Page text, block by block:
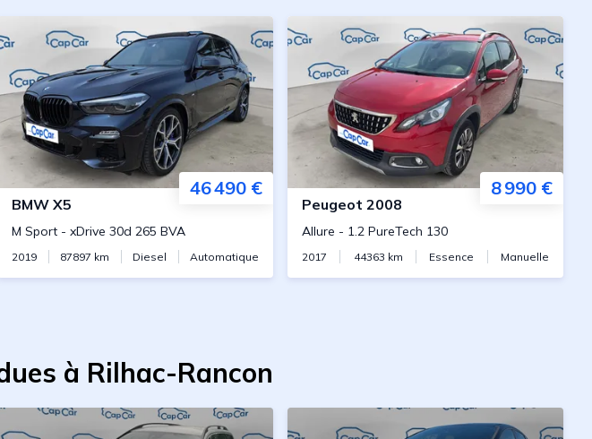
46 490 €
BMW X5
M Sport - xDrive 30d 265 BVA
2019 87897 km Diesel Automatique
8 990 €
Peugeot 2008
Allure - 1.2 PureTech 130
2017 44363 km Essence Manuelle
à Rilhac-Rancon